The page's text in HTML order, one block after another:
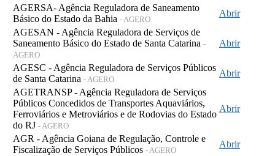
AGERSA- Agência Reguladora de Saneamento
Básico do Estado da Bahia - AGERO
Abrir
AGESAN - Agência Reguladora de Serviços de
Saneamento Básico do Estado de Santa Catarina -
AGERO
Abrir
AGESC - Agência Reguladora de Serviços Públicos
de Santa Catarina - AGERO
Abrir
AGETRANSP - Agência Reguladora de Serviços
Públicos Concedidos de Transportes Aquaviários,
Ferroviários e Metroviários e de Rodovias do Estado
do RJ - AGERO
Abrir
AGR - Agência Goiana de Regulação, Controle e
Fiscalização de Serviços Públicos - AGERO
Abrir